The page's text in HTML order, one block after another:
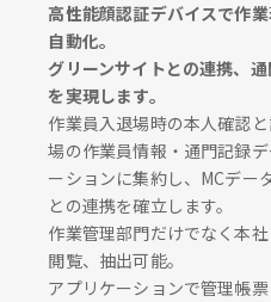
高性能顔認証デバイスで作
自動化。
グリーンサイトとの連携、
を実現します。
作業員入退場時の本人確認
場の作業員情報・通門記録
ーションに集約し、MCデー
との連携を確立します。
作業管理部門だけでなく本
閲覧、抽出可能。
アプリケーションで管理帳